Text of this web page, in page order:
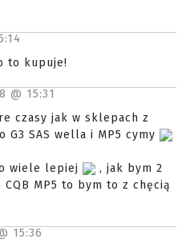
to kupuje!
@ 15:31
czasy jak w sklepach z
G3 SAS wella i MP5 cymy
wiele lepiej
, jak bym 2
MP5 to bym to z chęcią
15:36